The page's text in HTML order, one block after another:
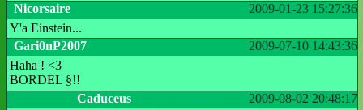
2009-01-23 15:27:36
Nicorsaire
Y'a Einstein...
2009-07-10 14:43:36
Gari0nP2007
Haha ! <3
BORDEL §!!
2009-08-02 20:48:17
Caduceus